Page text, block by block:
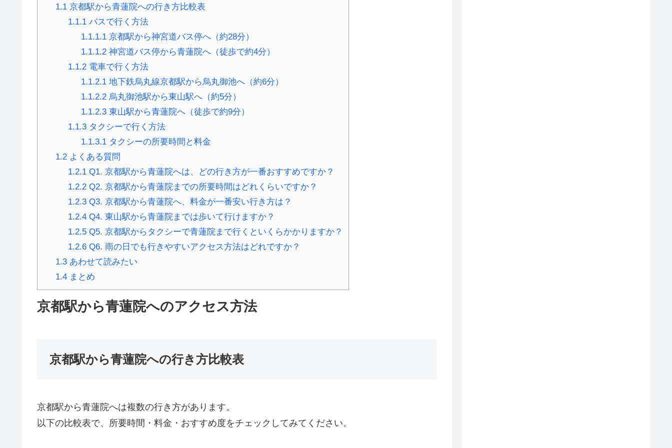
1.1京都駅から青蓮院への行き方比較表
1.1.1 バスで行く方法
1.1.1.1京都駅から神宮道バス停へ（約28分）
1.1.1.2神宮道バス停から青蓮院へ（徒歩で約4分）
1.1.2 電車で行く方法
1.1.2.1地下鉄烏丸線京都駅から烏丸御池へ（約6分）
1.1.2.2烏丸御池駅から東山駅へ（約5分）
1.1.2.3東山駅から青蓮院へ（徒歩で約9分）
1.1.3 タクシーで行く方法
1.1.3.1タクシーの所要時間と料金
1.2よくある質問
1.2.1 Q1. 京都駅から青蓮院へは、どの行き方が一番おすすめですか？
1.2.2 Q2. 京都駅から青蓮院までの所要時間はどれくらいですか？
1.2.3 Q3. 京都駅から青蓮院へ、料金が一番安い行き方は？
1.2.4 Q4. 東山駅から青蓮院までは歩いて行けますか？
1.2.5 Q5. 京都駅からタクシーで青蓮院まで行くといくらかかりますか？
1.2.6 Q6. 雨の日でも行きやすいアクセス方法はどれですか？
1.3あわせて読みたい
1.4まとめ
京都駅から青蓮院へのアクセス方法
京都駅から青蓮院への行き方比較表
京都駅から青蓮院へは複数の行き方があります。
以下の比較表で、所要時間・料金・おすすめ度をチェックしてみてください。